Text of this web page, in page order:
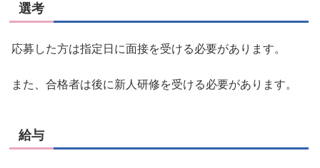
選考
応募した方は指定日に面接を受ける必要があります。
また、合格者は後に新人研修を受ける必要があります。
給与